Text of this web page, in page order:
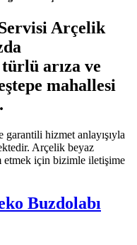
Arçelik
arıza ve
mahallesi
hizmet anlayışıyla
Arçelik beyaz
etmek için bizimle iletişime
Buzdolabı